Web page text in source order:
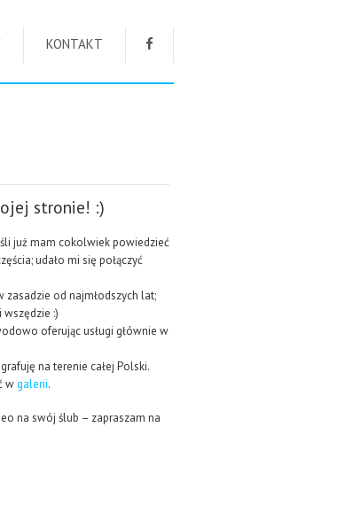
KONTAKT
stronie! :)
już mam cokolwiek powiedzieć
udało mi się połączyć
zasadzie od najmłodszych lat;
wszędzie :)
oferując usługi głównie w
na terenie całej Polski.
wgalerii.
na swój ślub – zapraszam na